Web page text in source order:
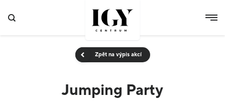
Zpět na výpis akcí
Jumping Party